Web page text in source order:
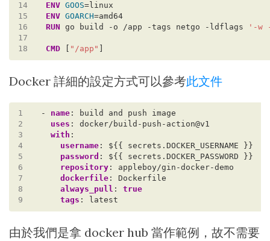
14
15
16
17
18
ENV GOOS
ENV GOARCH
=amd64
RUN go build -o /app -tags netgo -ldflags '-w
CMD [ "/app"
Docker 詳細的設定方式可以參考此文件
1
2
3
4
5
6
7
8
9
- name:
build and push image
uses :
docker/build-push-action@v1
with :
username:
${{ secrets.DOCKER_USERNAME }}
password :
${{ secrets.DOCKER_PASSWORD }}
repository:
appleboy/gin-docker-demo
dockerfile:
Dockerfile
always_pull :
true
tags : latest
由於我們是拿 docker hub 當作範例，故不需要